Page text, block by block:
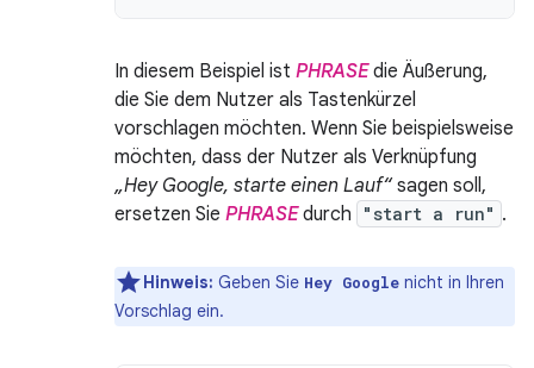
In diesem Beispiel ist PHRASEdie Äußerung,
die Sie dem Nutzer als Tastenkürzel
vorschlagen möchten. Wenn Sie beispielsweise
möchten, dass der Nutzer als Verknüpfung
„Hey Google, starte einen Lauf“sagen soll,
ersetzen Sie PHRASEdurch "start a run" .
Hinweis: Geben Sie Hey Google nicht in Ihren
Vorschlag ein.